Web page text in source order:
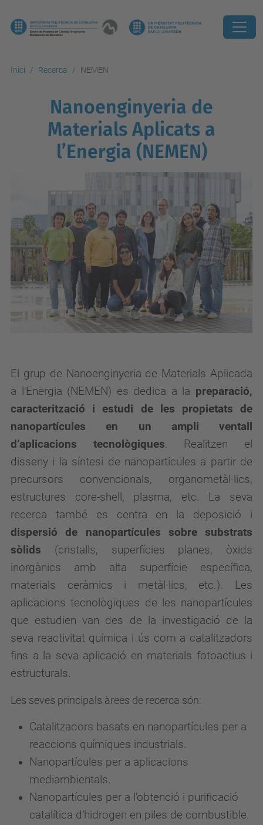
Inici Recerca NEMEN
Nanoenginyeria de
Materials Aplicats a
l’Energia (NEMEN)
El grup de Nanoenginyeria de Materials Aplicada
a l’Energia (NEMEN) es dedica a la preparació,
caracterització i estudi de les propietats de
nanopartícules en un ampli ventall
d’aplicacions tecnològiques. Realitzen el
disseny i la síntesi de nanopartícules a partir de
precursors convencionals, organometàl·lics,
estructures core-shell, plasma, etc. La seva
recerca també es centra en la deposició i
dispersió de nanopartícules sobre substrats
sòlids (cristalls, superfícies planes, òxids
inorgànics amb alta superfície específica,
materials ceràmics i metàl·lics, etc.). Les
aplicacions tecnològiques de les nanopartícules
que estudien van des de la investigació de la
seva reactivitat química i ús com a catalitzadors
fins a la seva aplicació en materials fotoactius i
estructurals.
Les seves principals àrees de recerca són:
Catalitzadors basats en nanopartícules per a
reaccions químiques industrials.
Nanopartícules per a aplicacions
mediambientals.
Nanopartícules per a l’obtenció i purificació
catalítica d’hidrogen en piles de combustible.